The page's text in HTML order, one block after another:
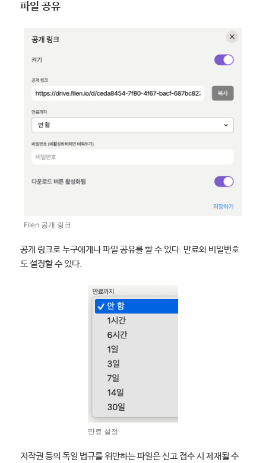
파일 공유
Filen 공개 링크
공개 링크로 누구에게나 파일 공유를 할 수 있다. 만료와 비밀번호
도 설정할 수 있다.
만료 설정
저작권 등의 독일 법규를 위반하는 파일은 신고 접수 시 제재될 수